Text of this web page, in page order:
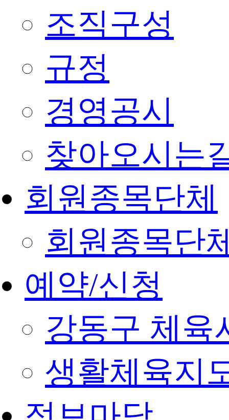
조직구성
규정
경영공시
찾아오시는
회원종목단체
회원종목단
예약/신청
강동구 체육
생활체육지